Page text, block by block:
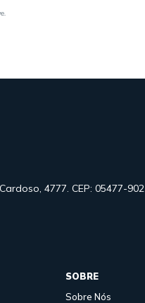
4777. CEP: 05477-902
SOBRE
Sobre Nós